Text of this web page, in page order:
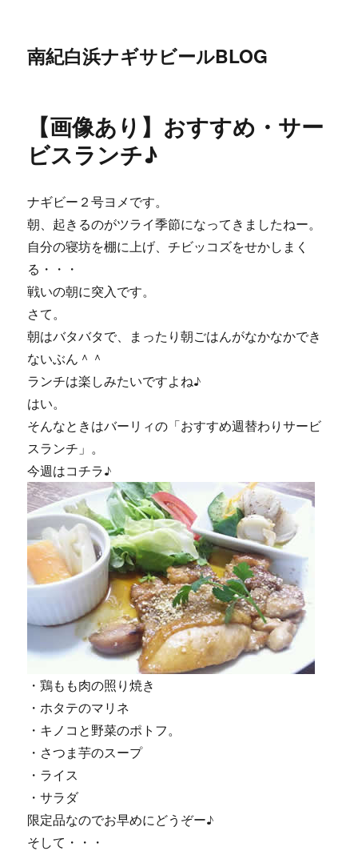
南紀白浜ナギサビールBLOG
【画像あり】おすすめ・サー
ビスランチ♪
ナギビー２号ヨメです。
朝、起きるのがツライ季節になってきましたねー。
自分の寝坊を棚に上げ、チビッコズをせかしまく
る・・・
戦いの朝に突入です。
さて。
朝はバタバタで、まったり朝ごはんがなかなかでき
ないぶん＾＾
ランチは楽しみたいですよね♪
はい。
そんなときはバーリィの「おすすめ週替わりサービ
スランチ」。
今週はコチラ♪
・鶏もも肉の照り焼き
・ホタテのマリネ
・キノコと野菜のポトフ。
・さつま芋のスープ
・ライス
・サラダ
限定品なのでお早めにどうぞー♪
そして・・・